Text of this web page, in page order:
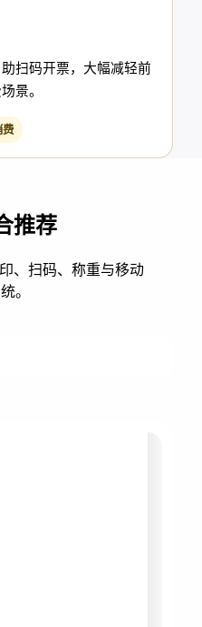
扫码开票，大幅减轻前
景。
费
推荐
、扫码、称重与移动
。